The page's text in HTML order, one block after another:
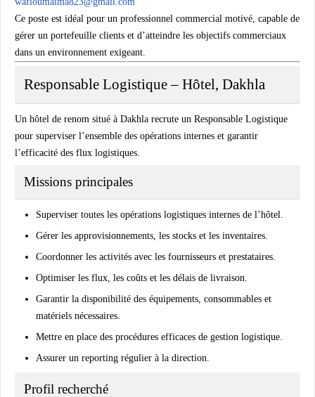
Ce poste est idéal pour un professionnel commercial motivé, capable de
gérer un portefeuille clients et d’atteindre les objectifs commerciaux
dans un environnement exigeant.
Responsable Logistique – Hôtel, Dakhla
Un hôtel de renom situé à Dakhla recrute un Responsable Logistique
pour superviser l’ensemble des opérations internes et garantir
l’efficacité des flux logistiques.
Missions principales
Superviser toutes les opérations logistiques internes de l’hôtel.
Gérer les approvisionnements, les stocks et les inventaires.
Coordonner les activités avec les fournisseurs et prestataires.
Optimiser les flux, les coûts et les délais de livraison.
Garantir la disponibilité des équipements, consommables et
matériels nécessaires.
Mettre en place des procédures efficaces de gestion logistique.
Assurer un reporting régulier à la direction.
Profil recherché